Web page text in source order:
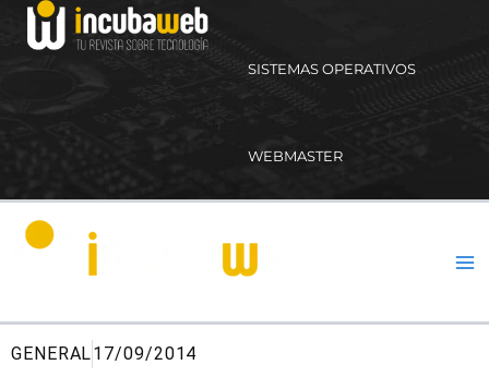
SISTEMAS OPERATIVOS
WEBMASTER
GENERAL17/09/2014